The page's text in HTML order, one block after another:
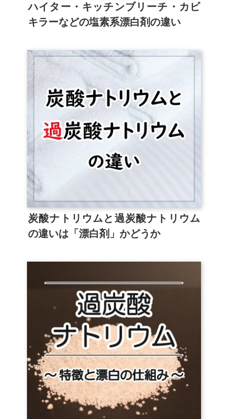
ハイター・キッチンブリーチ・カビ
キラーなどの塩素系漂白剤の違い
炭酸ナトリウムと過炭酸ナトリウム
の違いは「漂白剤」かどうか